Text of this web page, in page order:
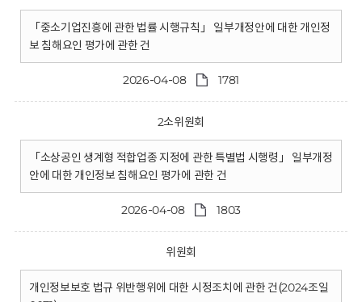
「중소기업진흥에 관한 법률 시행규칙」 일부개정안에 대한 개인정
보 침해요인 평가에 관한 건
2026-04-08 1781
2소위원회
「소상공인 생계형 적합업종 지정에 관한 특별법 시행령」 일부개정
안에 대한 개인정보 침해요인 평가에 관한 건
2026-04-08 1803
위원회
개인정보보호 법규 위반행위에 대한 시정조치에 관한 건(2024조일